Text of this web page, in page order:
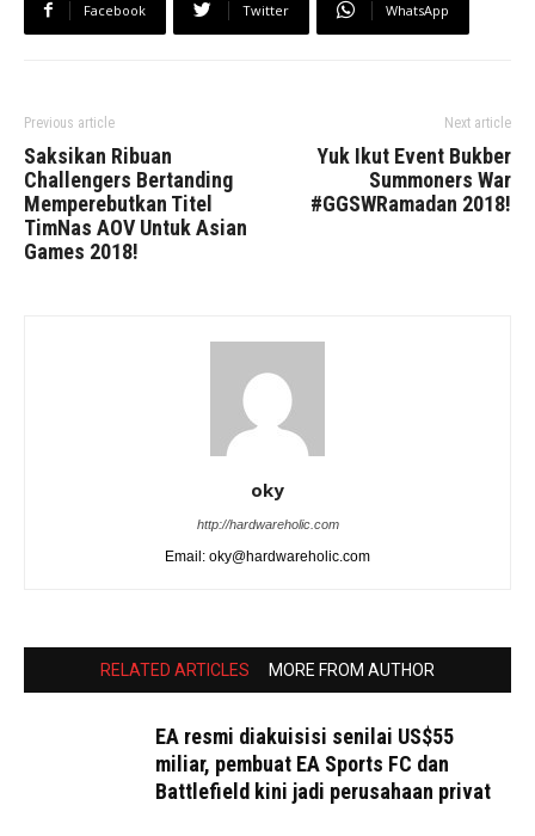
Facebook Twitter WhatsApp
Previous article
Saksikan Ribuan
Challengers Bertanding
Memperebutkan Titel
TimNas AOV Untuk Asian
Games 2018!
Next article
Yuk Ikut Event Bukber
Summoners War
#GGSWRamadan 2018!
oky
http://hardwareholic.com
Email: oky@hardwareholic.com
RELATED ARTICLES MORE FROM AUTHOR
EA resmi diakuisisi senilai US$55
miliar, pembuat EA Sports FC dan
Battlefield kini jadi perusahaan privat